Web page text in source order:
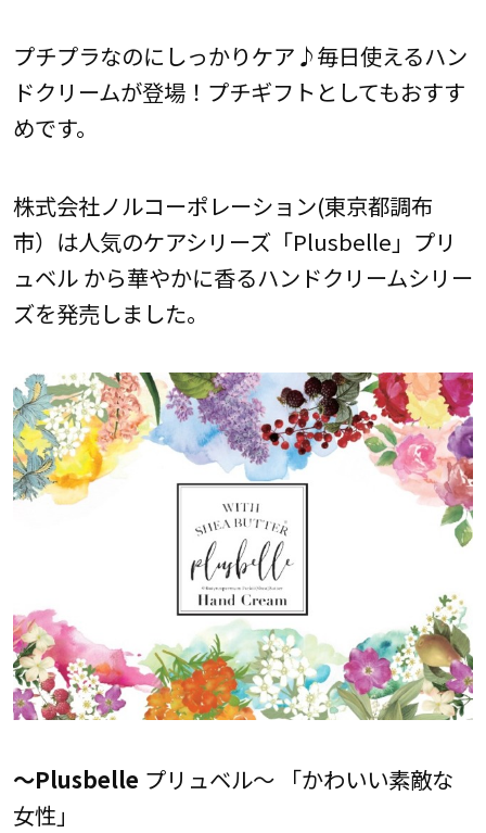
プチプラなのにしっかりケア♪毎日使えるハン
ドクリームが登場！プチギフトとしてもおすす
めです。
株式会社ノルコーポレーション(東京都調布
市）は人気のケアシリーズ「Plusbelle」プリ
ュベル から華やかに香るハンドクリームシリー
ズを発売しました。
～Plusbelle プリュベル～ 「かわいい素敵な
女性」